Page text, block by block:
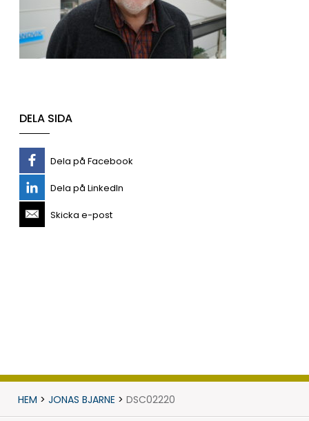
DELA SIDA
Dela på Facebook
Dela på LinkedIn
Skicka e-post
HEM > JONAS BJARNE > DSC02220